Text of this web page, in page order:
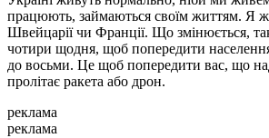
працюють, займаються своїм життям. Я
Швейцарії чи Франції. Що змінюється,
чотири щодня, щоб попередити
до восьми. Це щоб попередити вас, що
пролітає ракета або дрон.
реклама
реклама